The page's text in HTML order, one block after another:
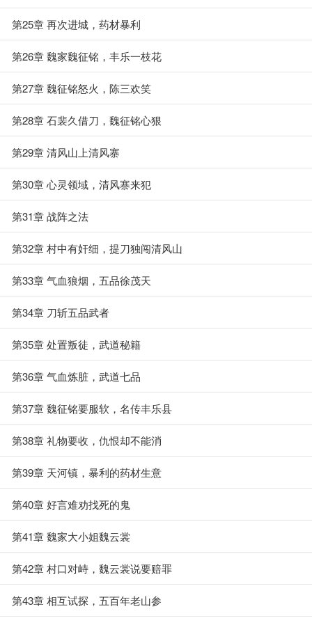
第25章 再次进城，药材暴利
第26章 魏家魏征铭，丰乐一枝花
第27章 魏征铭怒火，陈三欢笑
第28章 石裴久借刀，魏征铭心狠
第29章 清风山上清风寨
第30章 心灵领域，清风寨来犯
第31章 战阵之法
第32章 村中有奸细，提刀独闯清风山
第33章 气血狼烟，五品徐茂天
第34章 刀斩五品武者
第35章 处置叛徒，武道秘籍
第36章 气血炼脏，武道七品
第37章 魏征铭要服软，名传丰乐县
第38章 礼物要收，仇恨却不能消
第39章 天河镇，暴利的药材生意
第40章 好言难劝找死的鬼
第41章 魏家大小姐魏云裳
第42章 村口对峙，魏云裳说要赔罪
第43章 相互试探，五百年老山参